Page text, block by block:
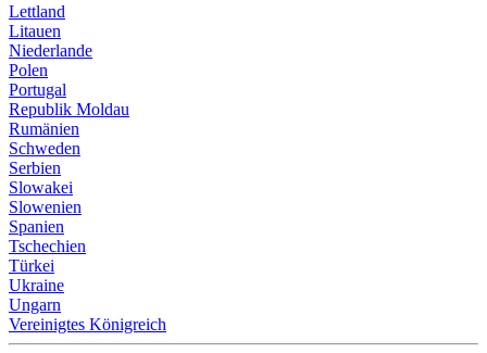
Lettland
Litauen
Niederlande
Polen
Portugal
Republik Moldau
Rumänien
Schweden
Serbien
Slowakei
Slowenien
Spanien
Tschechien
Türkei
Ukraine
Ungarn
Vereinigtes Königreich